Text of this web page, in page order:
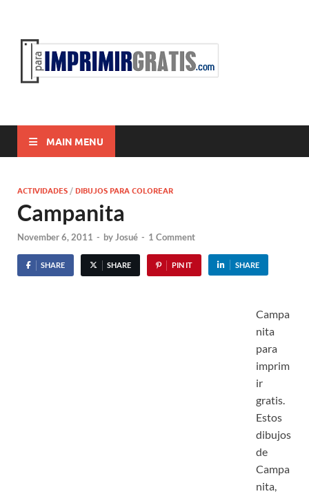
MAIN MENU
ACTIVIDADES /DIBUJOS PARA COLOREAR
Campanita
November 6, 2011 - byJosué - 1 Comment
SHARE SHARE PIN IT SHARE
Campa
nita
para
imprim
ir
gratis.
Estos
dibujos
de
Campa
nita,